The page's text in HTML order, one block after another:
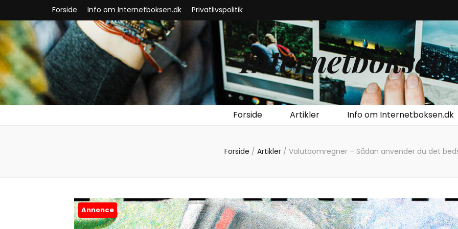
Forside Info om Internetboksen.dk Privatlivspolitik
Internetboksen
Forside Artikler Info om Internetboksen.dk
Forside / Artikler / Valutaomregner – Sådan anvender du det
Annonce